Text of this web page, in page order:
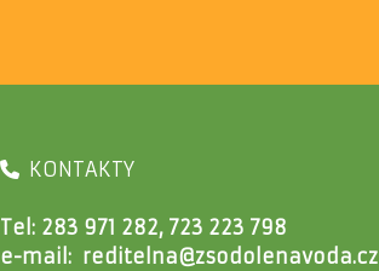
KONTAKTY
Tel: 283 971 282, 723 223 798
e-mail: reditelna@zsodolenavoda.cz